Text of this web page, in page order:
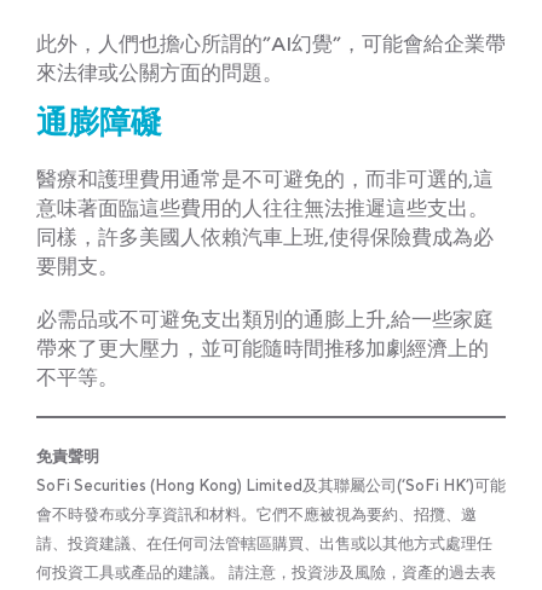
此外，人們也擔心所謂的”AI幻覺”，可能會給企業帶
來法律或公關方面的問題。
通膨障礙
醫療和護理費用通常是不可避免的，而非可選的,這
意味著面臨這些費用的人往往無法推遲這些支出。
同樣，許多美國人依賴汽車上班,使得保險費成為必
要開支。
必需品或不可避免支出類別的通膨上升,給一些家庭
帶來了更大壓力，並可能隨時間推移加劇經濟上的
不平等。
免責聲明
SoFi Securities (Hong Kong) Limited及其聯屬公司(‘SoFi HK’)可能
會不時發布或分享資訊和材料。它們不應被視為要約、招攬、邀
請、投資建議、在任何司法管轄區購買、出售或以其他方式處理任
何投資工具或產品的建議。 請注意，投資涉及風險，資產的過去表